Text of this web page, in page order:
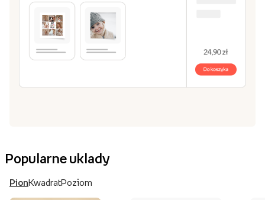
Popularne uklady
PionKwadratPoziom